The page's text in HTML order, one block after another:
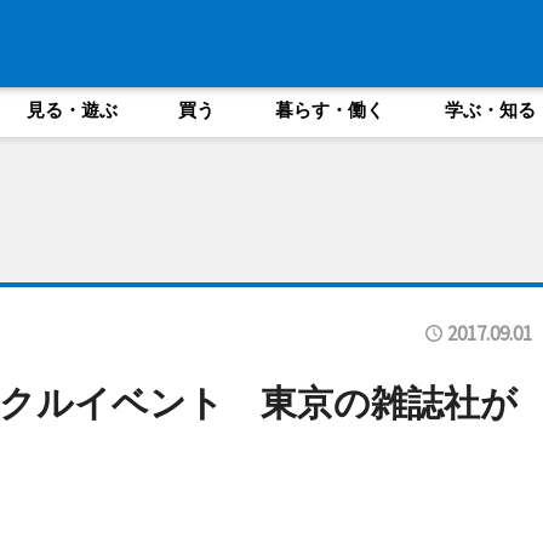
見る・遊ぶ 買う 暮らす・働く 学ぶ・知る
2017.09.01
ルイベント 東京の雑誌社が